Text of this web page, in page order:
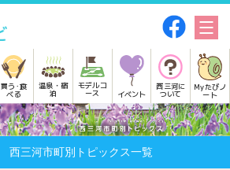
買う･食
べる
温泉・宿
泊
モデルコ
ース イベント
西三河に
ついて
Myたびノ
ート
西三河市町別トピックス一覧